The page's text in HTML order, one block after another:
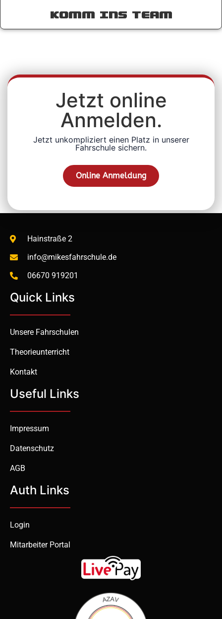
KOMM INS TEAM
Jetzt online
Anmelden.
Jetzt unkompliziert einen Platz in unserer
Fahrschule sichern.
Online Anmeldung
Hainstraße 2
info@mikesfahrschule.de
06670 919201
Quick Links
Unsere Fahrschulen
Theorieunterricht
Kontakt
Useful Links
Impressum
Datenschutz
AGB
Auth Links
Login
Mitarbeiter Portal